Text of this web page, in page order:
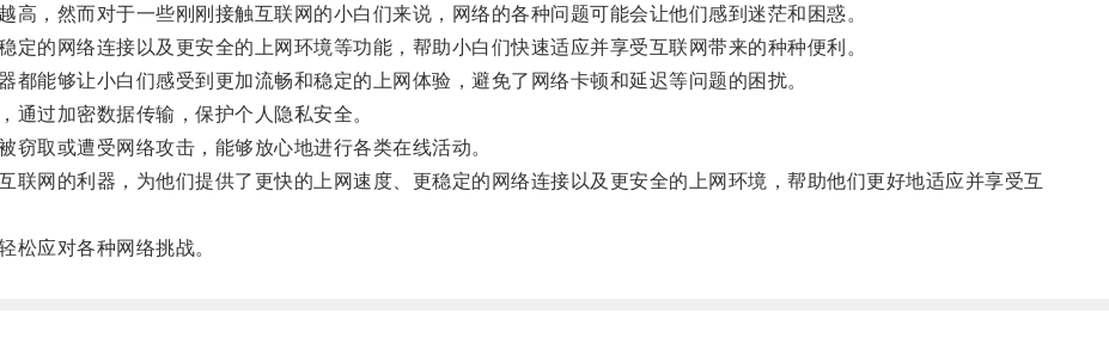
，然而对于一些刚刚接触互联网的小白们来说，网络的各种问题可能会让他们感到迷茫和困惑。
的网络连接以及更安全的上网环境等功能，帮助小白们快速适应并享受互联网带来的种种便利。
能够让小白们感受到更加流畅和稳定的上网体验，避免了网络卡顿和延迟等问题的困扰。
过加密数据传输，保护个人隐私安全。
取或遭受网络攻击，能够放心地进行各类在线活动。
网的利器，为他们提供了更快的上网速度、更稳定的网络连接以及更安全的上网环境，帮助他们更好地适应并享受互
应对各种网络挑战。